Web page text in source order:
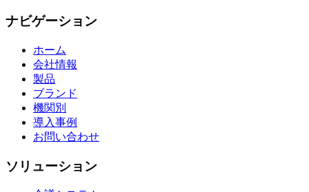
ナビゲーション
ホーム
会社情報
製品
ブランド
機関別
導入事例
お問い合わせ
ソリューション